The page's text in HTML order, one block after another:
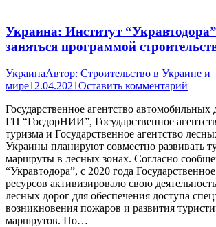
Украина: Институт
заняться программой
УкраинаАвтор: Строительство в Украине и
мире12.04.2021Оставить комментарий
Государственное агентство
ГП “ГосдорНИИ”, Государственное
туризма и Государственное агентство
Украины планируют совместно развивать
маршруты в лесных зонах. Согласно
“Укравтодора”, с 2020 года
ресурсов активизировало свою
лесных дорог для обеспечения доступа
возникновения пожаров и развития
маршрутов. По…